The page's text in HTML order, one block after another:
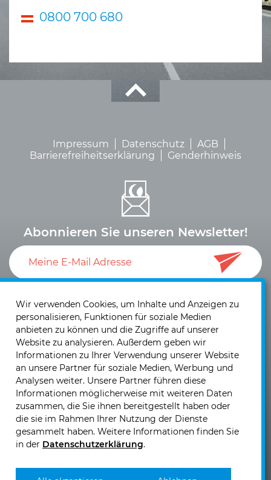
0800 700 680
Impressum Datenschutz
AGB
Barrierefreiheitserklärung
Genderhinweis
Abonnieren Sie unseren Newsletter!
Einwilligung zum Versand von Neuigkeiten und
Informationen.
KIRCHHOFF Mobility GmbH & Co. KG
Nikolaus-Otto-Straße 5
40721 Hilden
Telefon:+49 2103 5876 - 0
Wir verwenden Cookies, um Inhalte und Anzeigen zu
personalisieren, Funktionen für soziale Medien
anbieten zu können und die Zugriffe auf unserer
Website zu analysieren. Außerdem geben wir
Informationen zu Ihrer Verwendung unserer Website
an unsere Partner für soziale Medien, Werbung und
Analysen weiter. Unsere Partner führen diese
Informationen möglicherweise mit weiteren Daten
zusammen, die Sie ihnen bereitgestellt haben oder
die sie im Rahmen Ihrer Nutzung der Dienste
gesammelt haben. Weitere Informationen finden Sie
in der Datenschutzerklärung.